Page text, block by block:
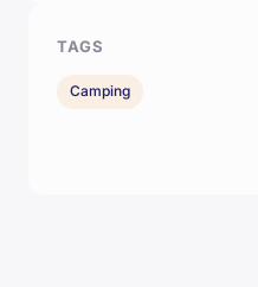
TAGS
Camping